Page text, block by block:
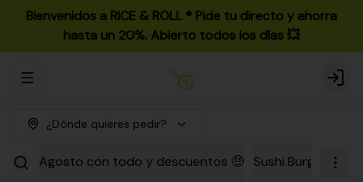
Bienvenidos a RICE & ROLL ®️ Pide tu directo y ahorra
hasta un 20%. Abierto todos los días 💥
Abrir menu de navegación Login
¿Dónde quieres pedir?
Agosto con todo y descuentos 🤑 Sushi Burgers